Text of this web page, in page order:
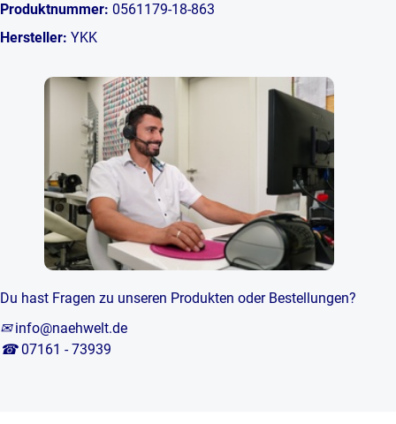
Produktnummer: 0561179-18-863
Hersteller: YKK
Du hast Fragen zu unseren Produkten oder Bestellungen?
✉ info@naehwelt.de
☎ 07161 - 73939